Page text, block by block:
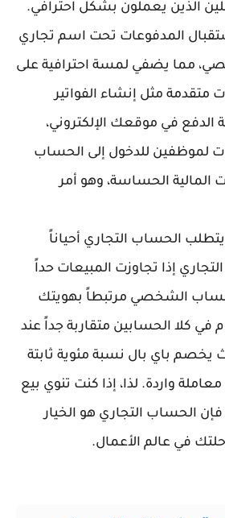
الذين يعملون بشكل احترافي.
المدفوعات تحت اسم تجاري
مما يضفي لمسة احترافية على
متقدمة مثل إنشاء الفواتير
الدفع في موقعك الإلكتروني،
لموظفين للدخول إلى الحساب
المالية الحساسة، وهو أمر
يتطلب الحساب التجاري أحياناً
إذا تجاوزت المبيعات حداً
الشخصي مرتبطاً بهويتك
في كلا الحسابين متقاربة جداً عند
يخصم باي بال نسبة مئوية ثابتة
واردة. لذا، إذا كنت تنوي بيع
الحساب التجاري هو الخيار
في عالم الأعمال.